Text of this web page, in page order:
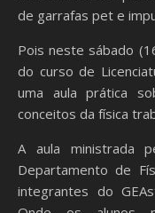
de garrafas pet e
Pois neste sábado
do curso de
uma aula prática
conceitos da física
A aula ministrada
Departamento de
integrantes do